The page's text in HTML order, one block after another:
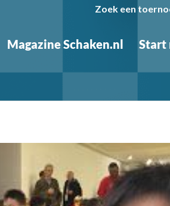
Zoek een
Magazine Schaken.nl Start